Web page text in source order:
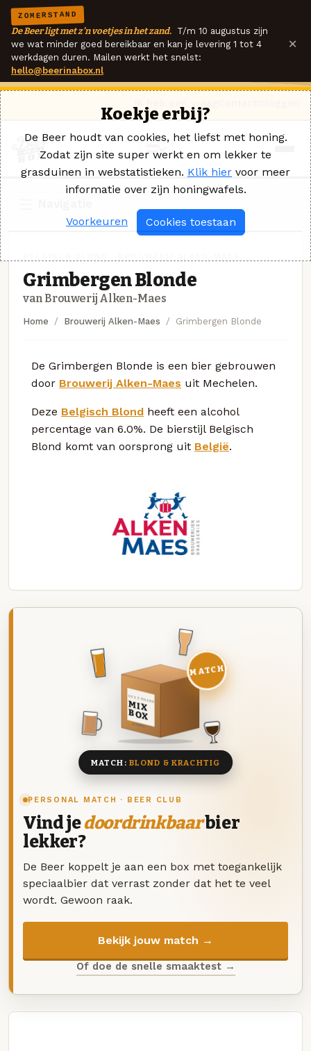
ZOMERSTAND
De Beer ligt met z'n voetjes in het zand. T/m 10 augustus zijn
we wat minder goed bereikbaar en kan je levering 1 tot 4
werkdagen duren. Mailen werkt het snelst:
hello@beerinabox.nl
×
Grimbergen Blonde
van Brouwerij Alken-Maes
Home Brouwerij Alken-Maes Grimbergen Blonde
De Grimbergen Blonde is een bier gebrouwen
door Brouwerij Alken-Maes uit Mechelen.
Deze Belgisch Blond heeft een alcohol
percentage van 6.0%. De bierstijl Belgisch
Blond komt van oorsprong uit België.
PERSONAL MATCH · BEER CLUB
Vind jedoordrinkbaarbier
lekker?
De Beer koppelt je aan een box met toegankelijk
speciaalbier dat verrast zonder dat het te veel
wordt. Gewoon raak.
Bekijk jouw match →
Of doe de snelle smaaktest →
DEZE MAAND
MIX
BOX
8 BIEREN
MATCH
MATCH: BLOND & KRACHTIG
Koekje erbij?
De Beer houdt van cookies, het liefst met honing.
Zodat zijn site super werkt en om lekker te
grasduinen in webstatistieken. Klik hier voor meer
informatie over zijn honingwafels.
Voorkeuren Cookies toestaan